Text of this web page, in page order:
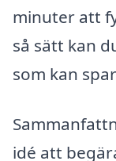
minuter att
så sätt kan
som kan
idé att